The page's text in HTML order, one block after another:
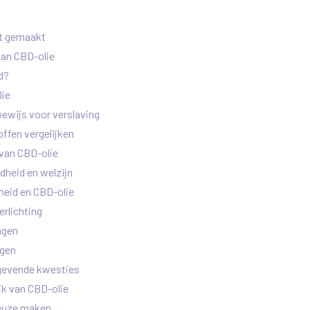
gemaakt
CBD-olie
voor verslaving
vergelijken
CBD-olie
en welzijn
en CBD-olie
kwesties
van CBD-olie